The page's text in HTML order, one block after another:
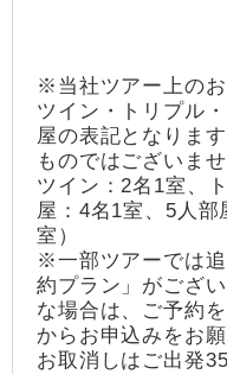
※当社ツアー上のお
ツイン・トリプル
屋の表記となりま
ものではございま
ツイン：2名1室、
屋：4名1室、5人
室）
※一部ツアーでは
約プラン」がござ
な場合は、ご予約
からお申込みをお
お取消しはご出発